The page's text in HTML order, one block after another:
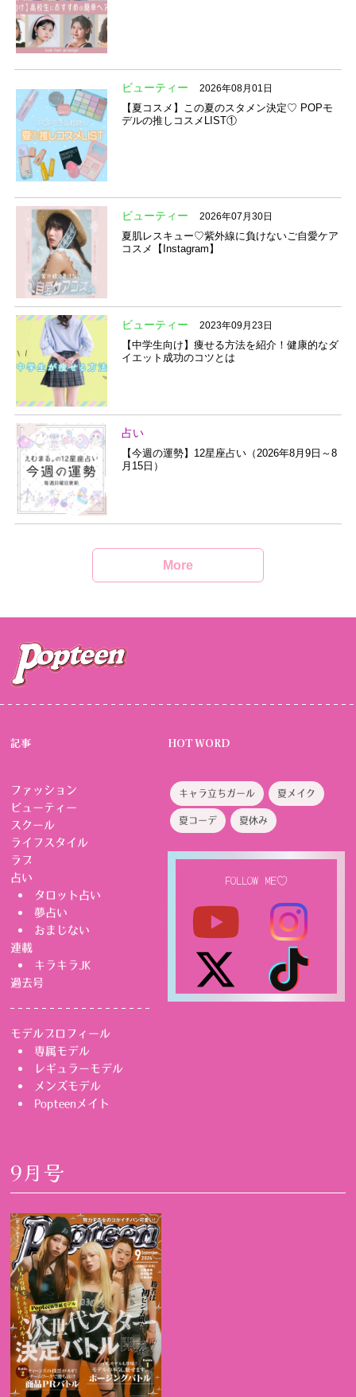
ビューティー 2026年08月01日
【夏コスメ】この夏のスタメン決定♡ POPモ
デルの推しコスメLIST①
ビューティー 2026年07月30日
夏肌レスキュー♡紫外線に負けないご自愛ケア
コスメ【Instagram】
ビューティー 2023年09月23日
【中学生向け】痩せる方法を紹介！健康的なダ
イエット成功のコツとは
占い
【今週の運勢】12星座占い（2026年8月9日～8
月15日）
More
記事
ファッション
ビューティー
スクール
ライフスタイル
ラブ
占い
タロット占い
夢占い
おまじない
連載
キラキラJK
過去号
モデルプロフィール
専属モデル
レギュラーモデル
メンズモデル
Popteenメイト
HOT WORD
キャラ立ちガール 夏メイク
夏コーデ 夏休み
FOLLOW ME♡
9月号